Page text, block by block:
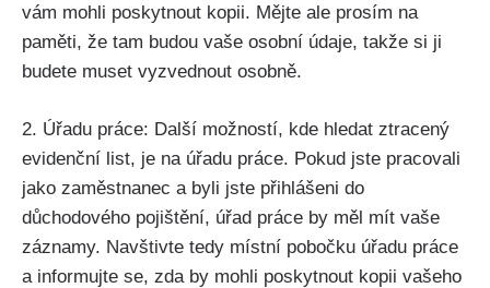
vám mohli poskytnout kopii. Mějte ale prosím na
paměti, že tam budou vaše osobní údaje, takže si ji
budete muset vyzvednout osobně.
2. Úřadu práce: Další možností, kde hledat ztracený
evidenční list, je na úřadu práce. Pokud jste pracovali
jako zaměstnanec a byli jste přihlášeni do
důchodového pojištění, úřad práce by měl mít vaše
záznamy. Navštivte tedy místní pobočku úřadu práce
a informujte se, zda by mohli poskytnout kopii vašeho